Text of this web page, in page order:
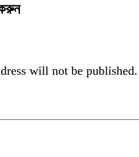
will not be published.